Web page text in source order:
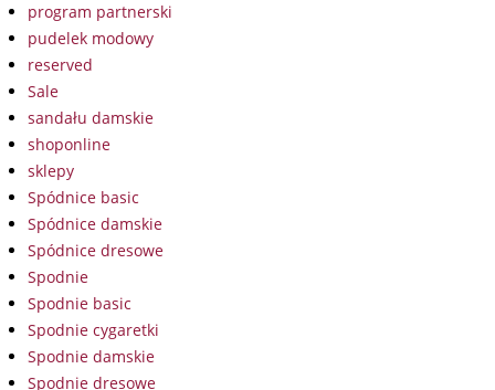
program partnerski
pudelek modowy
reserved
Sale
sandału damskie
shoponline
sklepy
Spódnice basic
Spódnice damskie
Spódnice dresowe
Spodnie
Spodnie basic
Spodnie cygaretki
Spodnie damskie
Spodnie dresowe